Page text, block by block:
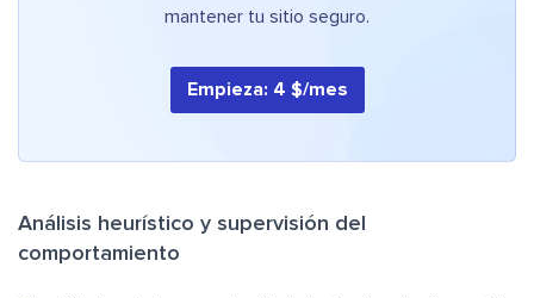
mantener tu sitio seguro.
Empieza: 4 $/mes
Análisis heurístico y supervisión del
comportamiento